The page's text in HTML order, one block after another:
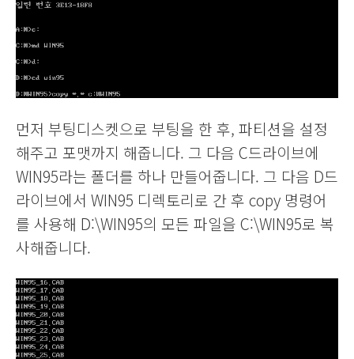
먼저 부팅디스켓으로 부팅을 한 후, 파티션을 설정
해주고 포맷까지 해줍니다. 그 다음 C드라이브에
WIN95라는 폴더를 하나 만들어줍니다. 그 다음 D드
라이브에서 WIN95 디렉토리로 간 후 copy 명령어
를 사용해 D:\WIN95의 모든 파일을 C:\WIN95로 복
사해줍니다.